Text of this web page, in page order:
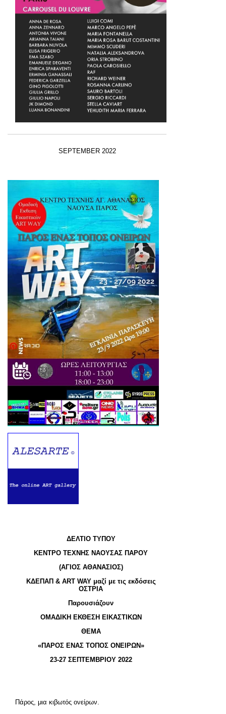
SEPTEMBER 2022
ΔΕΛΤΙΟ ΤΥΠΟΥ
ΚΕΝΤΡΟ ΤΕΧΝΗΣ ΝΑΟΥΣΑΣ ΠΑΡΟΥ
(ΑΓΙΟΣ ΑΘΑΝΑΣΙΟΣ)
ΚΔΕΠΑΠ & ART WAY μαζί με τις εκδόσεις
ΟΣΤΡΙΑ
Παρουσιάζουν
ΟΜΑΔΙΚΗ ΕΚΘΕΣΗ ΕΙΚΑΣΤΙΚΩΝ
ΘΕΜΑ
«ΠΑΡΟΣ ΕΝΑΣ ΤΟΠΟΣ ΟΝΕΙΡΩΝ»
23-27 ΣΕΠΤΕΜΒΡΙΟΥ 2022
Πάρος, μια κιβωτός ονείρων.